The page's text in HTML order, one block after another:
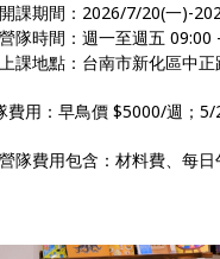
開課期間：2026/7/20(一)-
營隊時間：週一至週五 09:00
上課地點：台南市新化區中正
費用：早鳥價 $5000/週；
營隊費用包含：材料費、每